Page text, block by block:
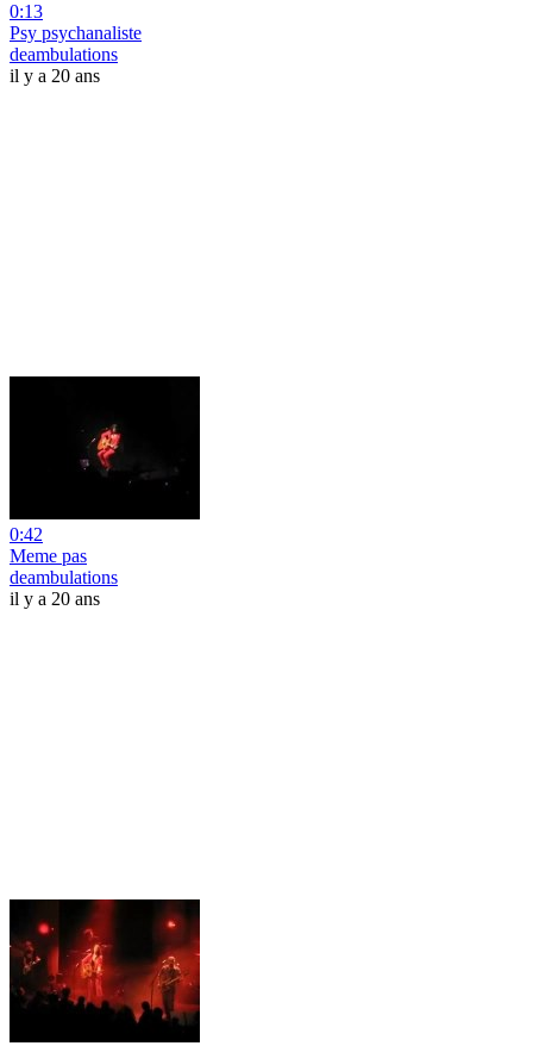
0:13
Psy psychanaliste
deambulations
il y a 20 ans
0:42
Meme pas
deambulations
il y a 20 ans